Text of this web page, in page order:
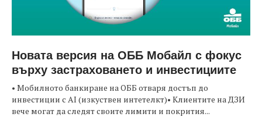
Новата версия на ОББ Мобайл с фокус
върху застраховането и инвестициите
• Мобилното банкиране на ОББ отваря достъп до
инвестиции с AI (изкуствен интетелкт)• Клиентите на ДЗИ
вече могат да следят своите лимити и покрития...